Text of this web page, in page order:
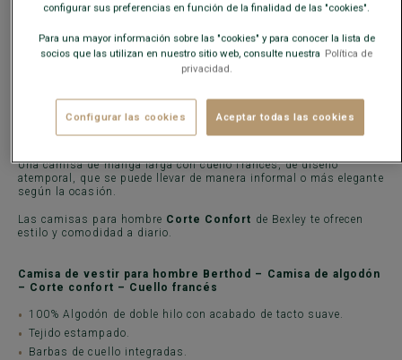
La camisa Berthod Azul y Blanco para hombre está
confeccionada enpopelina100% algodón de doble hilo, con un
Una camisa de manga larga con cuello francés, de diseño
atemporal, que se puede llevar de manera informal o más elegante
según la ocasión.
Las camisas para hombre Corte Confort de Bexley te ofrecen
estilo y comodidad a diario.
Camisa de vestir para hombre Berthod – Camisa de algodón
– Corte confort – Cuello francés
100% Algodón de doble hilo con acabado de tacto suave.
Tejido estampado.
Barbas de cuello integradas.
configurar sus preferencias en función de la finalidad de las "cookies".
Para una mayor información sobre las "cookies" y para conocer la lista de
socios que las utilizan en nuestro sitio web, consulte nuestra Política de
privacidad.
Configurar las cookies Aceptar todas las cookies